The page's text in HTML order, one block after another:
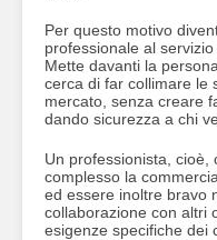
Per questo motivo
professionale al
Mette davanti la
cerca di far collimare le
mercato, senza creare
dando sicurezza a chi
Un professionista, cioè,
complesso la
ed essere inoltre bravo
collaborazione con altri
esigenze specifiche dei